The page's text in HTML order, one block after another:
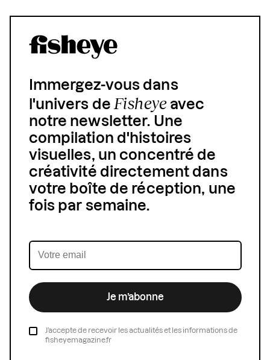
Immergez-vous dans
l'univers de Fisheyeavec
notre newsletter. Une
compilation d'histoires
visuelles, un concentré de
créativité directement dans
votre boîte de réception, une
fois par semaine.
Je m’abonne
J’accepte de recevoir les actualités et les informations de
fisheyemagazine.fr